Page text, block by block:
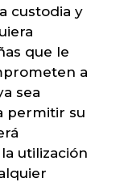
custodia y
que le
a
sea
permitir su
utilización